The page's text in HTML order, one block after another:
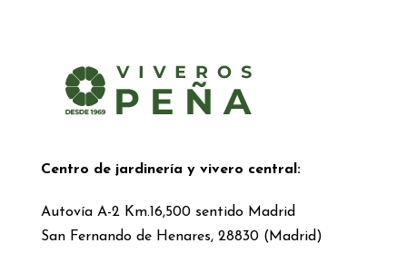
Centro de jardinería y vivero central:
Autovía A-2 Km.16,500 sentido Madrid
San Fernando de Henares, 28830 (Madrid)